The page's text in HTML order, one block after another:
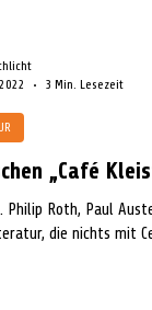
„Café
Philip Roth, Paul
die nichts mit
3 Min. Lesezeit